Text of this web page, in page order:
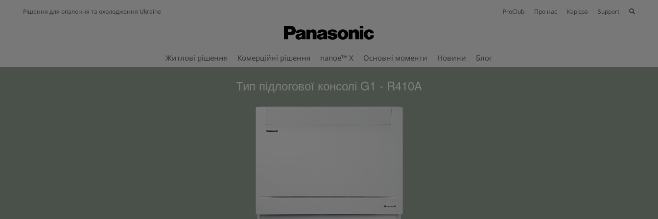
Рішення для опалення та охолодження Ukraine ProClub Про нас Кар'єра Support
Житлові рішення Комерційні рішення nanoe™ X Основні моменти Новини Блог
Тип підлогової консолі G1 - R410A